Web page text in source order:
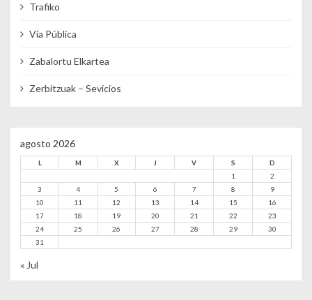
Trafiko
Vía Pública
Zabalortu Elkartea
Zerbitzuak – Sevicios
agosto 2026
L M X J V S
D
1
2
3
4 5 6 7 8
9
10
11 12 13 14 15
16
17
18 19 20 21 22
23
24
25 26 27 28 29
30
31
« Jul